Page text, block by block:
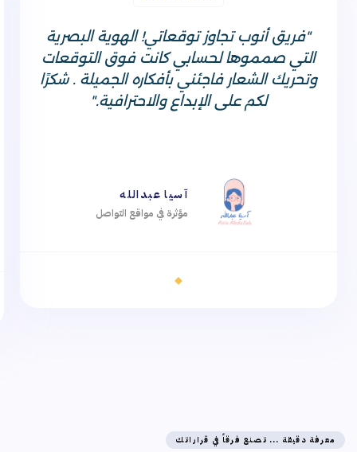
"فريق أنوب تجاوز توقعاتي! الهوية البصرية
التي صمموها لحسابي كانت فوق التوقعات
وتحريك الشعار فاجئني بأفكاره الجميلة . شكرًا
لكم على الإبداع والاحترافية."
آسيا عبدالله
مؤثرة في مواقع التواصل
معرفة دقيقة ... تصنع فرقاً في قراراتك